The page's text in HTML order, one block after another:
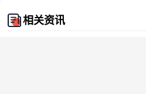
相关资讯